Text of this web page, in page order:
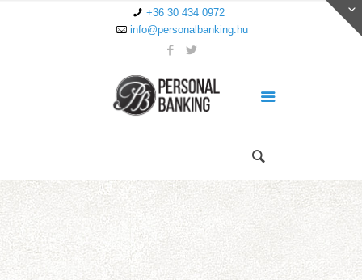
+36 30 434 0972
info@personalbanking.hu